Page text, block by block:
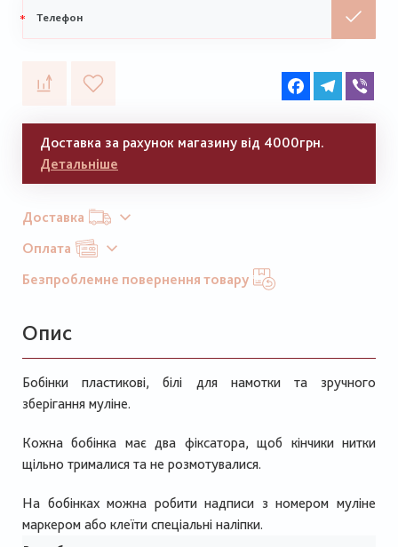
телефон
FacebookTelegram
Доставка за рахунок магазину від 4000грн.
Детальніше
Доставка
Оплата
Безпроблемне повернення товару
Опис
Бобінки пластикові, білі для намотки та зручного
зберігання муліне.
Кожна бобінка має два фіксатора, щоб кінчики нитки
щільно трималися та не розмотувалися.
На бобінках можна робити надписи з номером муліне
маркером або клеїти спеціальні наліпки.